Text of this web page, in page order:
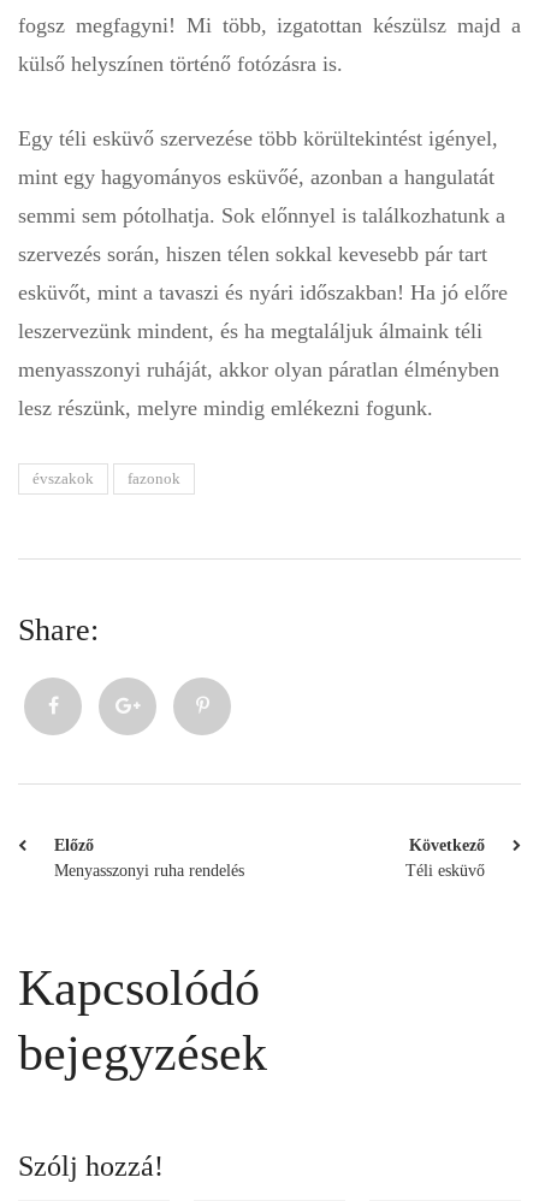
fogsz megfagyni! Mi több, izgatottan készülsz majd a
külső helyszínen történő fotózásra is.
Egy téli esküvő szervezése több körültekintést igényel,
mint egy hagyományos esküvőé, azonban a hangulatát
semmi sem pótolhatja. Sok előnnyel is találkozhatunk a
szervezés során, hiszen télen sokkal kevesebb pár tart
esküvőt, mint a tavaszi és nyári időszakban! Ha jó előre
leszervezünk mindent, és ha megtaláljuk álmaink téli
menyasszonyi ruháját, akkor olyan páratlan élményben
lesz részünk, melyre mindig emlékezni fogunk.
évszakok fazonok
Share:
Előző
Menyasszonyi ruha rendelés
Következő
Téli esküvő
Kapcsolódó
bejegyzések
Szólj hozzá!